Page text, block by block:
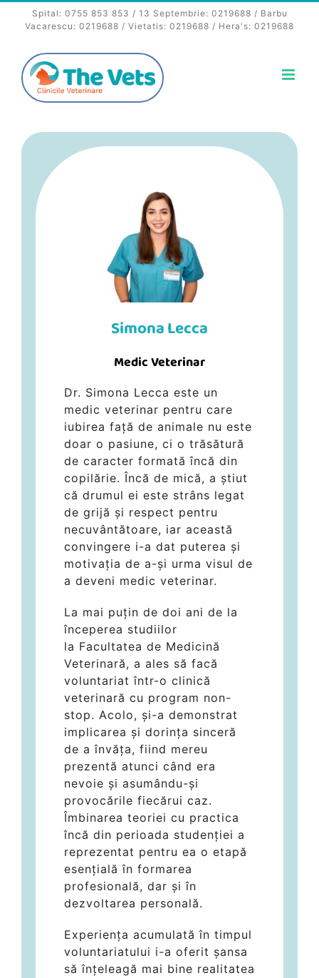
Spital: 0755 853 853 / 13 Septembrie: 0219688 / Barbu
Vacarescu: 0219688 / Vietatis: 0219688 / Hera's: 0219688
Simona Lecca
Medic Veterinar
Dr. Simona Lecca este un
medic veterinar pentru care
iubirea față de animale nu este
doar o pasiune, ci o trăsătură
de caracter formată încă din
copilărie. Încă de mică, a știut
că drumul ei este strâns legat
de grijă și respect pentru
necuvântătoare, iar această
convingere i-a dat puterea și
motivația de a-și urma visul de
a deveni medic veterinar.
La mai puțin de doi ani de la
începerea studiilor
la Facultatea de Medicină
Veterinară, a ales să facă
voluntariat într-o clinică
veterinară cu program non-
stop. Acolo, și-a demonstrat
implicarea și dorința sinceră
de a învăța, fiind mereu
prezentă atunci când era
nevoie și asumându-și
provocările fiecărui caz.
Îmbinarea teoriei cu practica
încă din perioada studenției a
reprezentat pentru ea o etapă
esențială în formarea
profesională, dar și în
dezvoltarea personală.
Experiența acumulată în timpul
voluntariatului i-a oferit șansa
să înțeleagă mai bine realitatea